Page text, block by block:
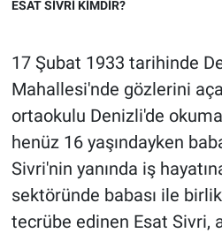
ESAT SİVRİ KİMDİR?
17 Şubat 1933 tarihinde
Mahallesi'nde gözlerini
ortaokulu Denizli'de
henüz 16 yaşındayken
Sivri'nin yanında iş
sektöründe babası ile
tecrübe edinen Esat Sivri,